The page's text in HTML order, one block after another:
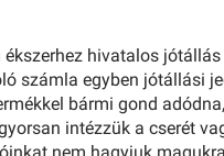
hivatalos jótállás
számla egyben jótállási
bármi gond adódna,
intézzük a cserét
nem hagyjuk